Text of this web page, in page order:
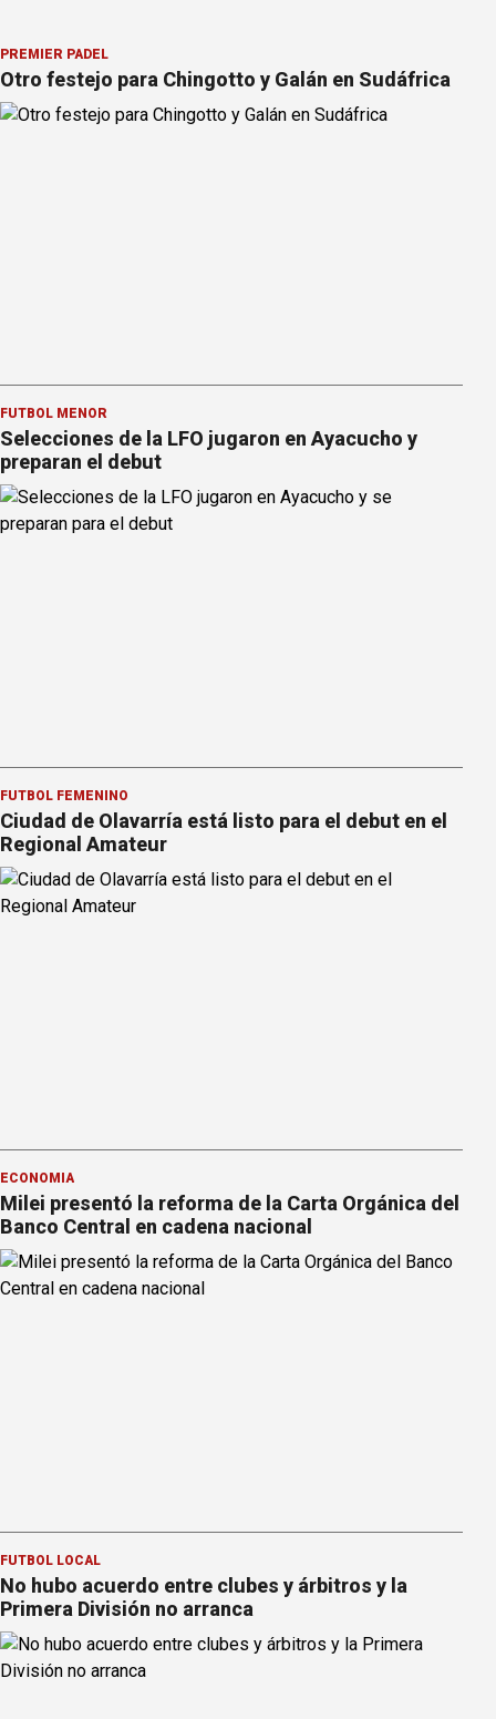
PREMIER PÁDEL
Otro festejo para Chingotto y Galán en Sudáfrica
FÚTBOL MENOR
Selecciones de la LFO jugaron en Ayacucho y
preparan el debut
FÚTBOL FEMENINO
Ciudad de Olavarría está listo para el debut en el
Regional Amateur
ECONOMÍA
Milei presentó la reforma de la Carta Orgánica del
Banco Central en cadena nacional
FÚTBOL LOCAL
No hubo acuerdo entre clubes y árbitros y la
Primera División no arranca